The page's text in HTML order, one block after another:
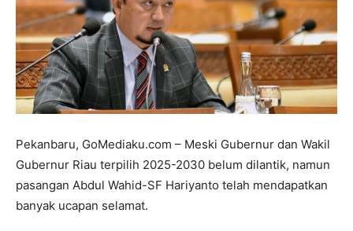
Pekanbaru, GoMediaku.com – Meski Gubernur dan Wakil
Gubernur Riau terpilih 2025-2030 belum dilantik, namun
pasangan Abdul Wahid-SF Hariyanto telah mendapatkan
banyak ucapan selamat.